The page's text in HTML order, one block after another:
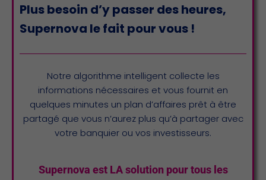
Plus besoin d’y passer des heures,
Supernova le fait pour vous !
Notre algorithme intelligent collecte les
informations nécessaires et vous fournit en
quelques minutes un plan d’affaires prêt à être
partagé que vous n’aurez plus qu’à partager avec
votre banquier ou vos investisseurs.
Supernova est LA solution pour tous les